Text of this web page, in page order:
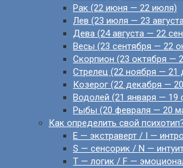
Рак (22 июня — 22 июля)
Лев (23 июля — 23
Дева (24 августа — 22
Весы (23 сентября — 22
Скорпион (23 октября —
Стрелец (22 ноября — 21
Козерог (22 декабря —
Водолей (21 января — 19
Рыбы (20 февраля — 20
Как определить свой
E — экстраверт / I —
S — сенсорик / N —
T — логик / F —